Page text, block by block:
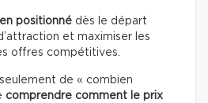
positionné dès le départ
et maximiser les
offres compétitives.
seulement de « combien
comprendre comment le prix